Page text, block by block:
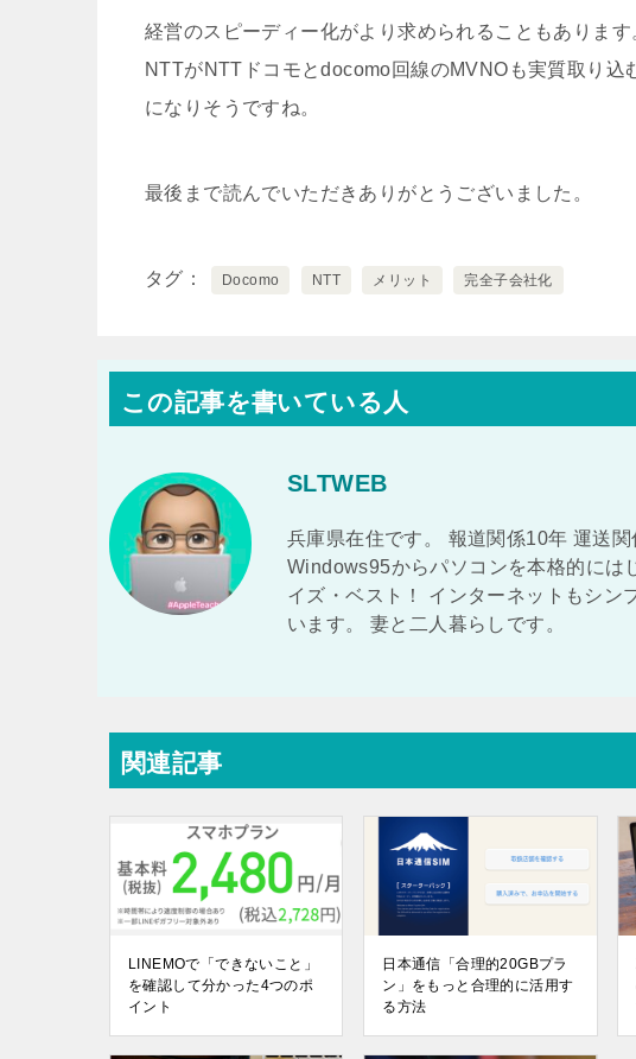
経営のスピーディー化がより求められることもあります
NTTがNTTドコモとdocomo回線のMVNOも実質取り込
になりそうですね。
最後まで読んでいただきありがとうございました。
タグ Docomo NTT メリット 完全子会社化
この記事を書いている人
SLTWEB
兵庫県在住です。 報道関係10年 運送
Windows95からパソコンを本格的には
イズ・ベスト！ インターネットもシン
います。 妻と二人暮らしです。
関連記事
LINEMOで「できないこと」
を確認して分かった4つのポ
イント
日本通信「合理的20GBプラ
ン」をもっと合理的に活用す
る方法